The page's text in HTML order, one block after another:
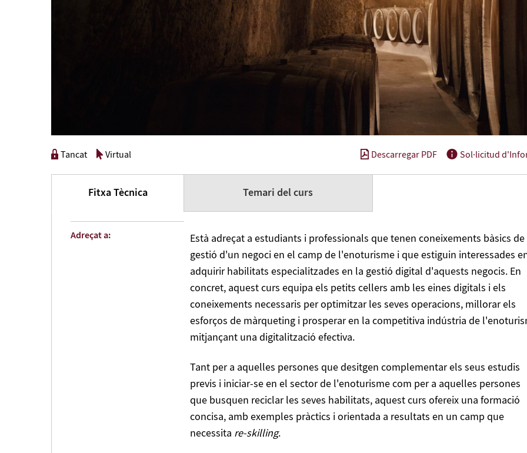
Tancat Virtual Descarregar PDF Sol·licitud
Fitxa Tècnica
Adreçat a:
Està adreçat a estudiants i professionals que tenen coneixements bàsics
gestió d'un negoci en el camp de l'enoturisme i que estiguin interessades
adquirir habilitats especialitzades en la gestió digital d'aquests negocis. En
concret, aquest curs equipa els petits cellers amb les eines digitals i els
coneixements necessaris per optimitzar les seves operacions, millorar els
esforços de màrqueting i prosperar en la competitiva indústria de
mitjançant una digitalització efectiva.
Tant per a aquelles persones que desitgen complementar els seus estudis
previs i iniciar-se en el sector de l'enoturisme com per a aquelles persones
que busquen reciclar les seves habilitats, aquest curs ofereix una formació
concisa, amb exemples pràctics i orientada a resultats en un camp que
necessita re-skilling.
Temari del curs